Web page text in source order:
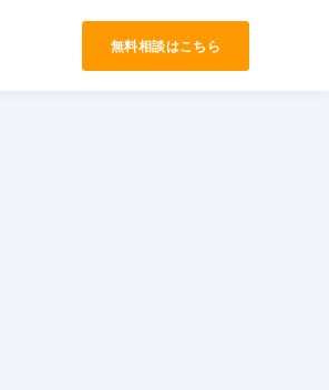
無料相談はこちら